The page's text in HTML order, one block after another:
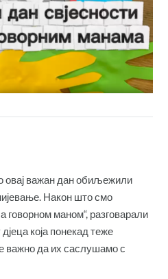
овај важан дан обиљежили
Након што смо
говорном маном“, разговарали
која понекад теже
важно да их саслушамо с